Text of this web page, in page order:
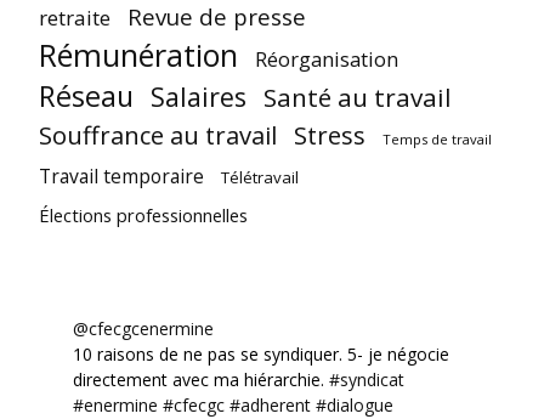
retraite Revue de presse
Rémunération Réorganisation
Réseau Salaires Santé au travail
Souffrance au travail Stress Temps de travail
Travail temporaire Télétravail
Élections professionnelles
@cfecgcenermine
10 raisons de ne pas se syndiquer. 5- je négocie
directement avec ma hiérarchie. #syndicat
#enermine #cfecgc #adherent #dialogue